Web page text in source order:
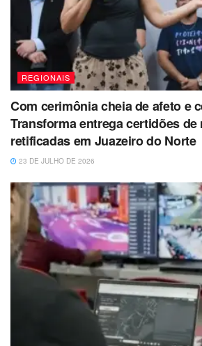
REGIONAIS
Com cerimônia cheia de afeto e
Transforma entrega certidões
retificadas em Juazeiro do Norte
23 DE JULHO DE 2026